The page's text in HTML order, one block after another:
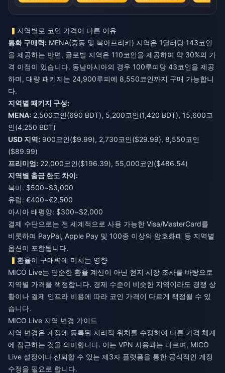
지역별로 코인 가격이 다른 이유
통화 구매력: MENA(중동 및 북아프리카) 지역은 1달러당 143코인
을 제공하는 반면, 글로벌 지역은 110코인을 제공하여 약 30%의 가
격 이점이 있습니다. 동남아시아의 경우 100루피당 43코인을 제공
하며, 대량 패키지는 24,900루피에 8,550코인까지 구매 가능합니
다.
지역별 패키지 구성:
MENA: 2,500코인(690 BDT), 5,200코인(1,420 BDT), 15,600코
인(4,250 BDT)
USD 지역: 900코인($9.99), 2,730코인($29.99), 8,550코인
($89.99)
프리미엄: 22,000코인($196.39), 55,000코인($486.54)
지역별 출금 한도 차이:
북미: $500~$3,000
유럽: €400~€2,500
아시아 태평양: $300~$2,000
결제 수단으로는 전 세계적으로 사용 가능한 Visa/MasterCard를
비롯하여 PayPal, Apple Pay 및 100종 이상의 암호화폐 등 지역별
옵션이 포함됩니다.
환율이 구매력에 미치는 영향
MICO Live는 단순한 환율 계산이 아닌 현지 시장 조사를 바탕으로
지역별 가격을 책정합니다. 경제 수준이 비슷한 지역이라도 경쟁 상
황이나 결제 인프라 비용에 따라 코인 가격이 다르게 책정될 수 있
습니다.
MICO Live 지역 변경 가이드
지역 변경은 계정에 등록된 지리적 위치를 수정하여 다른 가격 체계
에 접근하는 것을 의미합니다. 이는 VPN 사용과는 다르며, MICO
Live 설정이나 신뢰할 수 있는 제3자 플랫폼을 통한 공식적인 계정
수정을 필요로 합니다.